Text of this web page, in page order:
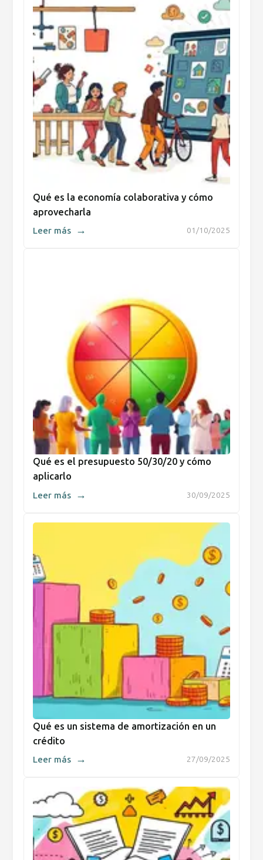
Qué es la economía colaborativa y cómo
aprovecharla
01/10/2025
Leer más →
Qué es el presupuesto 50/30/20 y cómo
aplicarlo
30/09/2025
Leer más →
Qué es un sistema de amortización en un
crédito
27/09/2025
Leer más →